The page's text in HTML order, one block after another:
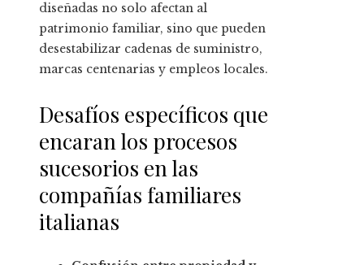
diseñadas no solo afectan al
patrimonio familiar, sino que pueden
desestabilizar cadenas de suministro,
marcas centenarias y empleos locales.
Desafíos específicos que
encaran los procesos
sucesorios en las
compañías familiares
italianas